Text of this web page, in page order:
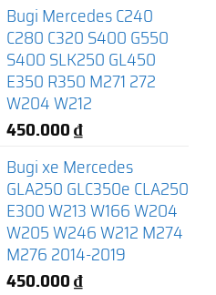
Bugi Mercedes C240
C280 C320 S400 G550
S400 SLK250 GL450
E350 R350 M271 272
W204 W212
450.000₫
Bugi xe Mercedes
GLA250 GLC350e CLA250
E300 W213 W166 W204
W205 W246 W212 M274
M276 2014-2019
450.000₫